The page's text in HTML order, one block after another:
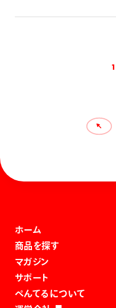
1
ホーム
商品を探す
マガジン
サポート
ぺんてるについて